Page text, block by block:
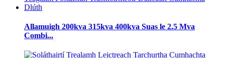
Allamuigh 200kva 315kva 400kva Suas le 2.5 Mva
Combi...